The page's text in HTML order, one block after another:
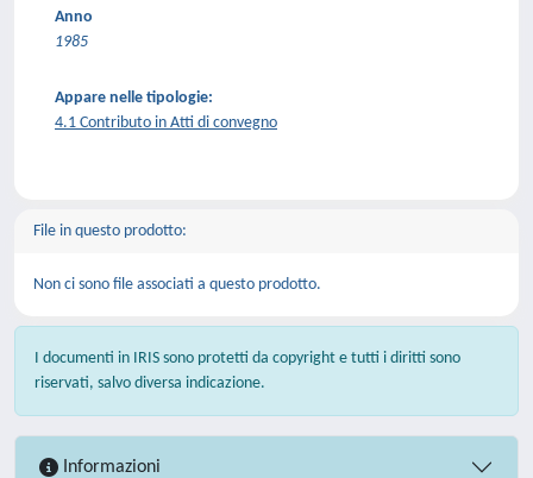
Anno
1985
Appare nelle tipologie:
4.1 Contributo in Atti di convegno
File in questo prodotto:
Non ci sono file associati a questo prodotto.
I documenti in IRIS sono protetti da copyright e tutti i diritti sono
riservati, salvo diversa indicazione.
Informazioni